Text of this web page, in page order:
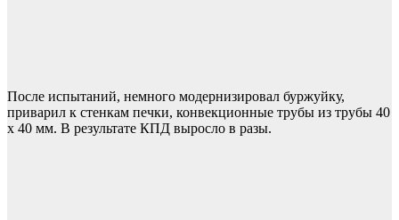
После испытаний, немного модернизировал буржуйку,
приварил к стенкам печки, конвекционные трубы из трубы 40
х 40 мм. В результате КПД выросло в разы.